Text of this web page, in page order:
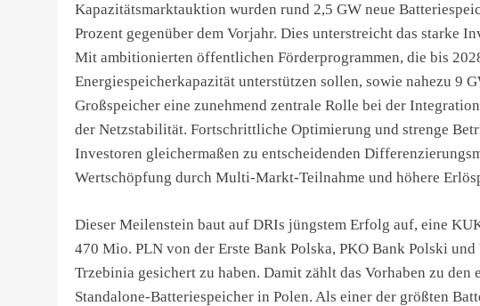
Kapazitätsmarktauktion wurden rund 2,5 GW neue
Prozent gegenüber dem Vorjahr. Dies unterstreicht das starke
Mit ambitionierten öffentlichen Förderprogrammen, die bis
Energiespeicherkapazität unterstützen sollen, sowie nahezu 9
Großspeicher eine zunehmend zentrale Rolle bei der
der Netzstabilität. Fortschrittliche Optimierung und strenge
Investoren gleichermaßen zu entscheidenden
Wertschöpfung durch Multi-Markt-Teilnahme und höhere
Dieser Meilenstein baut auf DRIs jüngstem Erfolg auf, eine
470 Mio. PLN von der Erste Bank Polska, PKO Bank Polski
Trzebinia gesichert zu haben. Damit zählt das Vorhaben zu
Standalone-Batteriespeicher in Polen. Als einer der größten